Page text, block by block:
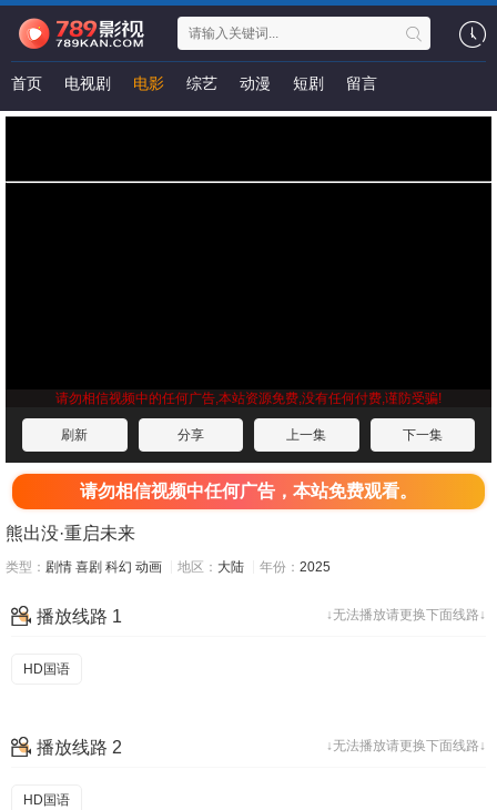
首页 电视剧 电影 综艺 动漫 短剧 留言
请勿相信视频中的任何广告,本站资源免费,没有任何付费,谨防受骗!
刷新 分享 上一集 下一集
请勿相信视频中任何广告，本站免费观看。
熊出没·重启未来
类型： 剧情 喜剧 科幻 动画 地区： 大陆 年份： 2025
↓无法播放请更换下面线路↓
播放线路 1
HD国语
↓无法播放请更换下面线路↓
播放线路 2
HD国语